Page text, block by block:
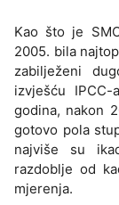
Kao što je
2005. bila
zabilježeni
izvješću
godina, nakon
gotovo pola
najviše su
razdoblje od
mjerenja.